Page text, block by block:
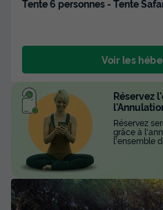
Tente 6 personnes - Tente
Voir les
Réservez
Réservez
grâce à
l'ensemble